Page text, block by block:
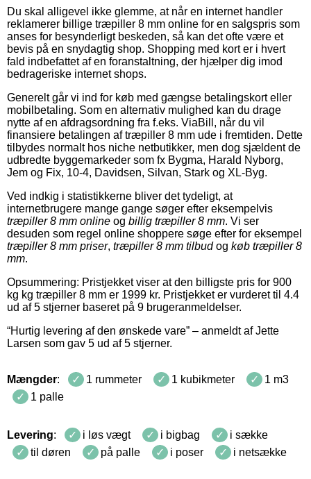
Du skal alligevel ikke glemme, at når en internet handler
reklamerer billige træpiller 8 mm online for en salgspris som
anses for besynderligt beskeden, så kan det ofte være et
bevis på en snydagtig shop. Shopping med kort er i hvert
fald indbefattet af en foranstaltning, der hjælper dig imod
bedrageriske internet shops.
Generelt går vi ind for køb med gængse betalingskort eller
mobilbetaling. Som en alternativ mulighed kan du drage
nytte af en afdragsordning fra f.eks. ViaBill, når du vil
finansiere betalingen af træpiller 8 mm ude i fremtiden. Dette
tilbydes normalt hos niche netbutikker, men dog sjældent de
udbredte byggemarkeder som fx Bygma, Harald Nyborg,
Jem og Fix, 10-4, Davidsen, Silvan, Stark og XL-Byg.
Ved indkig i statistikkerne bliver det tydeligt, at
internetbrugere mange gange søger efter eksempelvis
træpiller 8 mm online og billig træpiller 8 mm. Vi ser
desuden som regel online shoppere søge efter for eksempel
træpiller 8 mm priser, træpiller 8 mm tilbudog køb træpiller 8
mm.
Opsummering: Pristjekket viser at den billigste pris for 900
kg kg træpiller 8 mm er 1999 kr. Pristjekket er vurderet til 4.4
ud af 5 stjerner baseret på 9 brugeranmeldelser.
“Hurtig levering af den ønskede vare” – anmeldt afJette
Larsen som gav 5 ud af5 stjerner.
Mængder: 1 rummeter 1 kubikmeter
1 m3
1 palle
Levering: i løs vægt i bigbag
i sække
til døren
på palle i poser i netsække